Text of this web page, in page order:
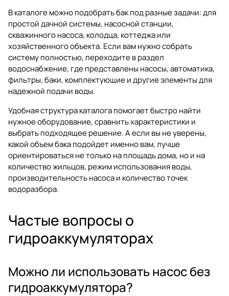
В каталоге можно подобрать бак под разные задачи: для
простой дачной системы, насосной станции,
скважинного насоса, колодца, коттеджа или
хозяйственного объекта. Если вам нужно собрать
систему полностью, переходите в раздел
водоснабжение, где представлены насосы, автоматика,
фильтры, баки, комплектующие и другие элементы для
надежной подачи воды.
Удобная структура каталога помогает быстро найти
нужное оборудование, сравнить характеристики и
выбрать подходящее решение. А если вы не уверены,
какой объем бака подойдет именно вам, лучше
ориентироваться не только на площадь дома, но и на
количество жильцов, режим использования воды,
производительность насоса и количество точек
водоразбора.
Частые вопросы о
гидроаккумуляторах
Можно ли использовать насос без
гидроаккумулятора?